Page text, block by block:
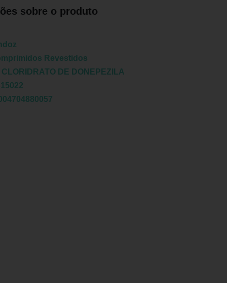
sobre o produto
Revestidos
CLORIDRATO DE DONEPEZILA